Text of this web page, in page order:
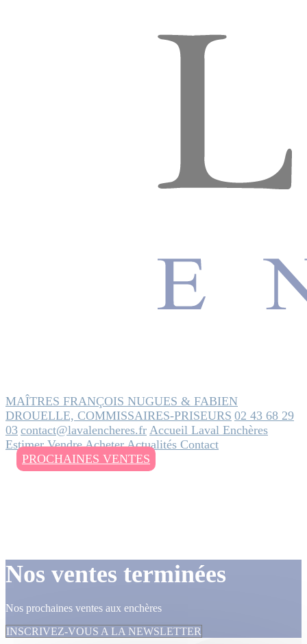
MAÎTRES FRANÇOIS NUGUES & FABIEN
DROUELLE, COMMISSAIRES-PRISEURS 02 43 68 29
03 contact@lavalencheres.fr Accueil Laval Enchères
EstimerVendreAcheterActualités Contact
PROCHAINES VENTES
Nos ventes terminées
Nos prochaines ventes aux enchères
INSCRIVEZ-VOUS A LA NEWSLETTER